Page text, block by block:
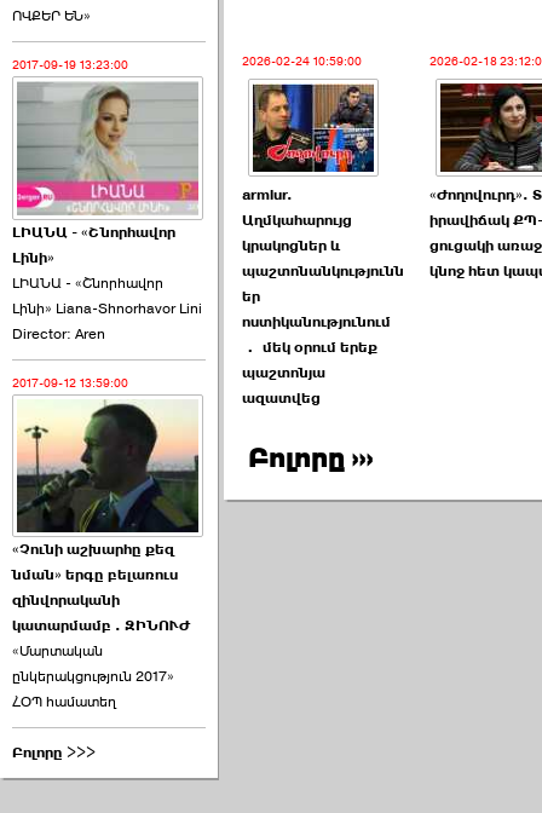
ՈՎՔԵՐ ԵՆ»
2017-09-19 13:23:00
ԼԻԱՆԱ - «Շնորհավոր
Լինի»
ԼԻԱՆԱ - «Շնորհավոր
Լինի» Liana-Shnorhavor Lini
Director: Aren
2017-09-12 13:59:00
«Չունի աշխարհը քեզ
նման» երգը բելառուս
զինվորականի
կատարմամբ . ԶԻՆՈՒԺ
«Մարտական
ընկերակցություն 2017»
ՀՕՊ համատեղ
Բոլորը >>>
2026-02-24 10:59:00
armlur.
Աղմկահարույց
կրակոցներ և
պաշտոնանկությունն
եր
ոստիկանությունում
․ մեկ օրում երեք
պաշտոնյա
ազատվեց
2026-02-18
«Ժողովուրդ».
իրավիճակ ՔՊ-
ցուցակի
կնոջ հետ
Բոլորը ›››